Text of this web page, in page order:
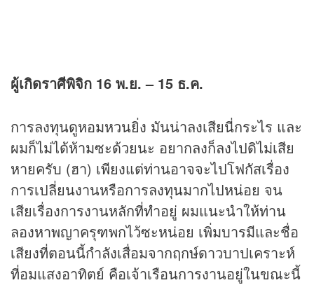
ผู้เกิดราศีพิจิก 16 พ.ย. – 15 ธ.ค.
การลงทุนดูหอมหวนยิ่ง มันน่าลงเสียนี่กระไร และ
ผมก็ไม่ได้ห้ามซะด้วยนะ อยากลงก็ลงไปดิไม่เสีย
หายครับ (ฮา) เพียงแต่ท่านอาจจะไปโฟกัสเรื่อง
การเปลี่ยนงานหรือการลงทุนมากไปหน่อย จน
เสียเรื่องการงานหลักที่ทำอยู่ ผมแนะนำให้ท่าน
ลองหาพญาครุฑพกไว้ซะหน่อย เพิ่มบารมีและชื่อ
เสียงที่ตอนนี้กำลังเสื่อมจากฤกษ์ดาวบาปเคราะห์
ที่อมแสงอาทิตย์ คือเจ้าเรือนการงานอยู่ในขณะนี้